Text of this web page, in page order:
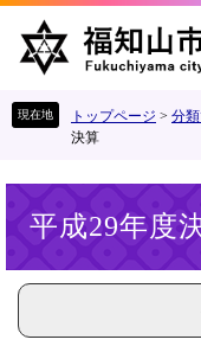
す
し
トップページ > 分
決算
平成29年度